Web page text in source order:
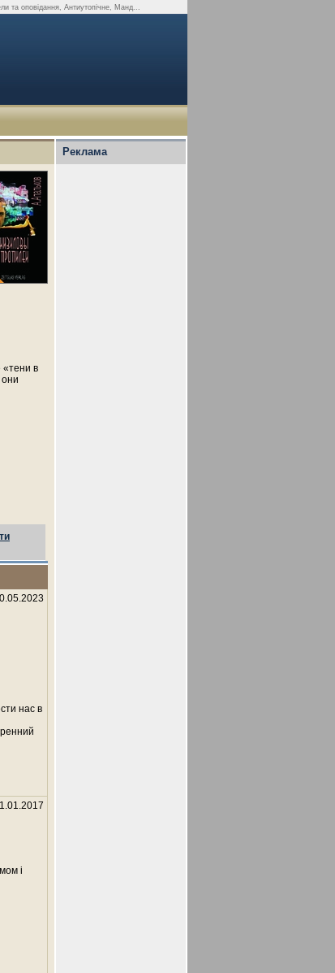
та оповідання, Антиутопічне, Манд...
«тени в
нас в
і
Реклама